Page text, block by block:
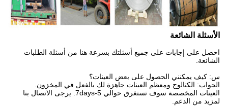
الأسئلة الشائعة
احصل على إجابات على جميع أسئلتك بسرعة هنا من أسئلة الطلبات
الشائعة.
س: كيف يمكنني الحصول على بعض العينات؟
الجواب: الكتالوج ومعظم العينات جاهزة لك بالفعل في المخزون.
العينات المخصصة سوف تستغرق حوالي 5-7days. يرجى الاتصال بنا
لمزيد من الدعم.